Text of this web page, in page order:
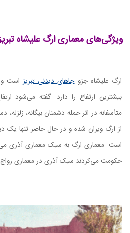
ویژگی‌های معماری ارگ علیشاه
ارگ علیشاه جزوجا‌های دیدنی تبریزاست و
متأسفانه در اثر حمله دشمنان بیگانه،
از ارگ ویران شده و در حال حاضر تنها یک
است. معماری ارگ به سبک معماری آذری
حکومت می‌کردند سبک آذری در معماری رواج